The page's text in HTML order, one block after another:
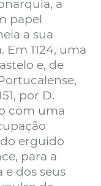
a
papel
a sua
1124, uma
e, de
por D.
com uma
erguido
para a
dos seus